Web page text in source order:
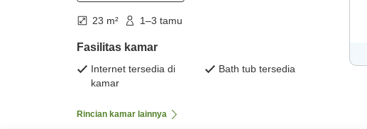
23 m² 1–3 tamu
Fasilitas kamar
Internet tersedia di
kamar
Bath tub tersedia
Rincian kamar lainnya